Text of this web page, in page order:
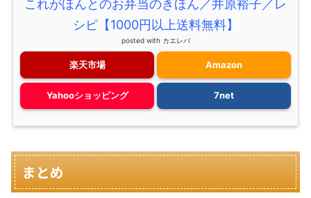
これがほんとのお弁当のきほん／井原裕子／レ
シピ【1000円以上送料無料】
posted with カエレバ
楽天市場 Amazon
Yahooショッピング 7net
まとめ